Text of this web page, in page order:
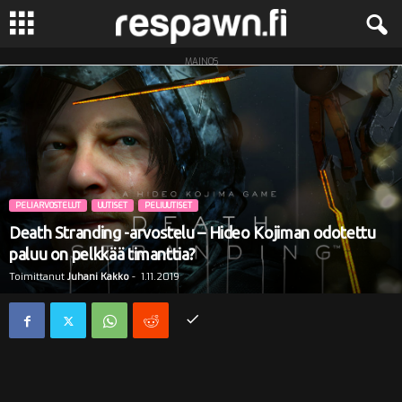
R
e
s
p
MAINOS
PELIARVOSTELUT UUTISET PELIUUTISET
Death Stranding -arvostelu – Hideo Kojiman odotettu
paluu on pelkkää timanttia?
Toimittanut Juhani Kakko - 1.11.2019